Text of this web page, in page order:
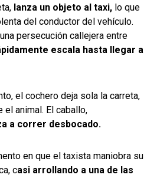
lanza un objeto al taxi, lo que
del conductor del vehículo.
persecución callejera entre
escala hasta llegar a
el cochero deja sola la carreta,
el animal. El caballo,
a correr desbocado.
en que el taxista maniobra su
casi arrollando a una de las